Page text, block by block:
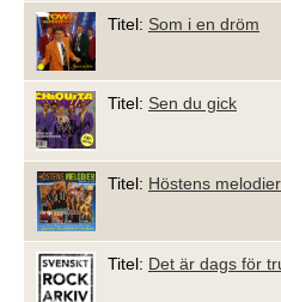
Titel: Som i en dröm
Titel: Sen du gick
Titel: Höstens
Titel: Det är dags för